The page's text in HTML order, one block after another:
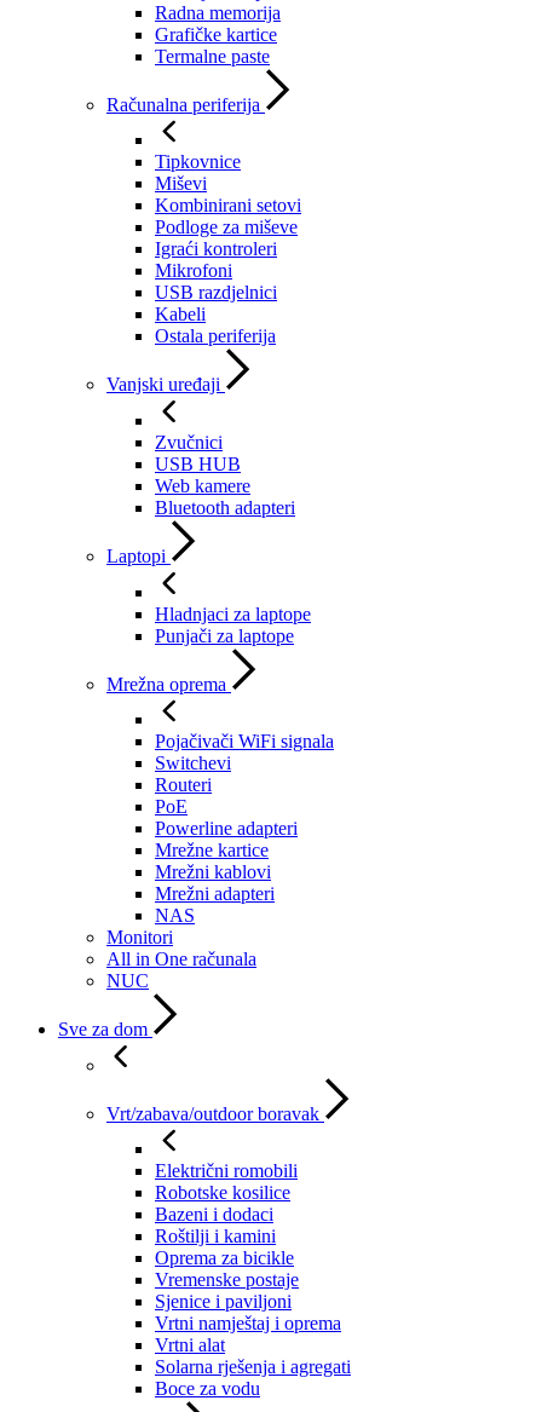
Radna memorija
Grafičke kartice
Termalne paste
Računalna periferija
Tipkovnice
Miševi
Kombinirani setovi
Podloge za miševe
Igraći kontroleri
Mikrofoni
USB razdjelnici
Kabeli
Ostala periferija
Vanjski uređaji
Zvučnici
USB HUB
Web kamere
Bluetooth adapteri
Laptopi
Hladnjaci za laptope
Punjači za laptope
Mrežna oprema
Pojačivači WiFi signala
Switchevi
Routeri
PoE
Powerline adapteri
Mrežne kartice
Mrežni kablovi
Mrežni adapteri
NAS
Monitori
All in One računala
NUC
Sve za dom
Vrt/zabava/outdoor boravak
Električni romobili
Robotske kosilice
Bazeni i dodaci
Roštilji i kamini
Oprema za bicikle
Vremenske postaje
Sjenice i paviljoni
Vrtni namještaj i oprema
Vrtni alat
Solarna rješenja i agregati
Boce za vodu